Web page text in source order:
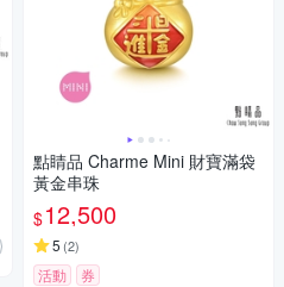
點睛品 Charme Mini 財寶滿袋
黃金串珠
$12,500
5 (2)
活動 券